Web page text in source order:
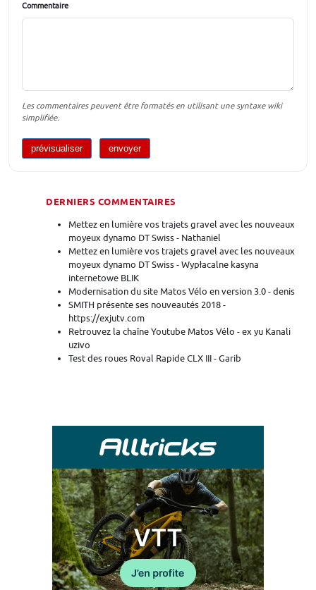
Commentaire
Les commentaires peuvent être formatés en utilisant une syntaxe wiki
simplifiée.
DERNIERS COMMENTAIRES
Mettez en lumière vos trajets gravel avec les nouveaux
moyeux dynamo DT Swiss - Nathaniel
Mettez en lumière vos trajets gravel avec les nouveaux
moyeux dynamo DT Swiss - Wypłacalne kasyna
internetowe BLIK
Modernisation du site Matos Vélo en version 3.0 - denis
SMITH présente ses nouveautés 2018 -
https://exjutv.com
Retrouvez la chaîne Youtube Matos Vélo - ex yu Kanali
uzivo
Test des roues Roval Rapide CLX III - Garib